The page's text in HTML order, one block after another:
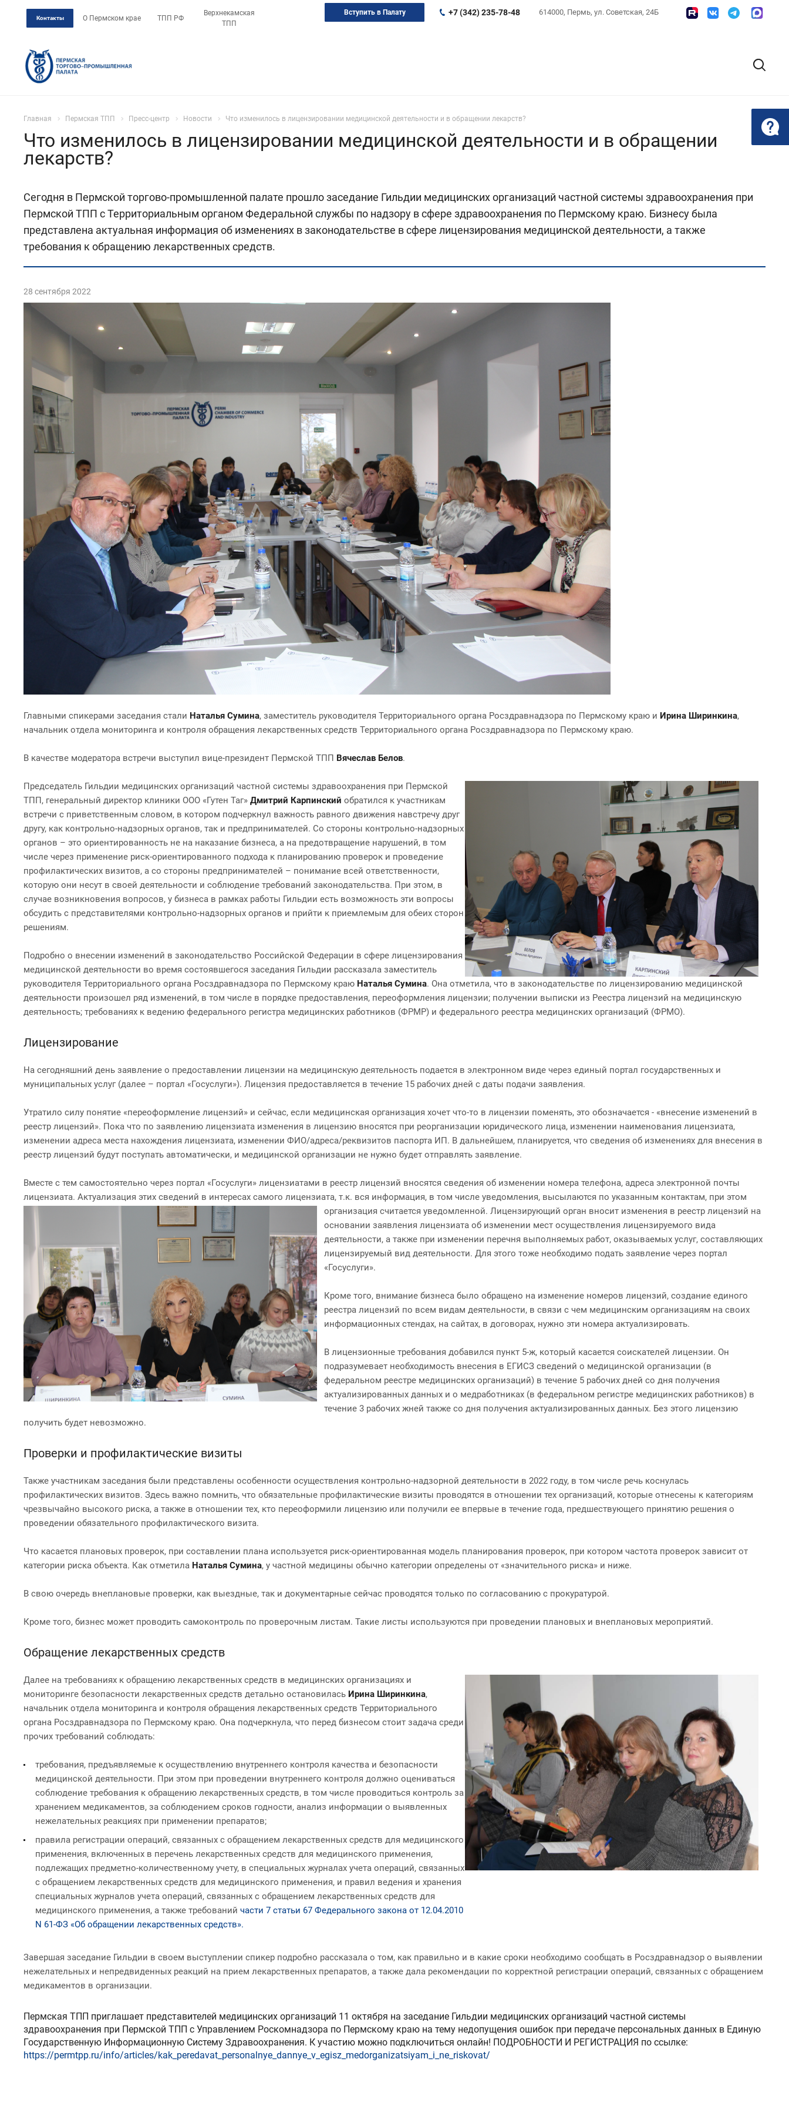
Контакты О Пермском крае ТПП РФ
Верхнекамская
ТПП
614000, Пермь, ул. Советская, 24Б
+7 (342) 235-78-48
Вступить в Палату
Главная Пермская ТПП Пресс-центр Новости Что изменилось в лицензировании медицинской деятельности и в обращении лекарств?
Что изменилось в лицензировании медицинской деятельности и в обращении
лекарств?
Сегодня в Пермской торгово-промышленной палате прошло заседание Гильдии медицинских организаций частной системы здравоохранения при
Пермской ТПП с Территориальным органом Федеральной службы по надзору в сфере здравоохранения по Пермскому краю. Бизнесу была
представлена актуальная информация об изменениях в законодательстве в сфере лицензирования медицинской деятельности, а также
требования к обращению лекарственных средств.
28 сентября 2022
Главными спикерами заседания стали Наталья Сумина, заместитель руководителя Территориального органа Росздравнадзора по Пермскому краю и Ирина Ширинкина,
начальник отдела мониторинга и контроля обращения лекарственных средств Территориального органа Росздравнадзора по Пермскому краю.
В качестве модератора встречи выступил вице-президент Пермской ТПП Вячеслав Белов.
Председатель Гильдии медицинских организаций частной системы здравоохранения при Пермской
ТПП, генеральный директор клиники ООО «Гутен Таг» Дмитрий Карпинский обратился к участникам
встречи с приветственным словом, в котором подчеркнул важность равного движения навстречу друг
другу, как контрольно-надзорных органов, так и предпринимателей. Со стороны контрольно-надзорных
органов – это ориентированность не на наказание бизнеса, а на предотвращение нарушений, в том
числе через применение риск-ориентированного подхода к планированию проверок и проведение
профилактических визитов, а со стороны предпринимателей – понимание всей ответственности,
которую они несут в своей деятельности и соблюдение требований законодательства. При этом, в
случае возникновения вопросов, у бизнеса в рамках работы Гильдии есть возможность эти вопросы
обсудить с представителями контрольно-надзорных органов и прийти к приемлемым для обеих сторон
решениям.
Подробно о внесении изменений в законодательство Российской Федерации в сфере лицензирования
медицинской деятельности во время состоявшегося заседания Гильдии рассказала заместитель
руководителя Территориального органа Росздравнадзора по Пермскому краю Наталья Сумина. Она отметила, что в законодательстве по лицензированию медицинской
деятельности произошел ряд изменений, в том числе в порядке предоставления, переоформления лицензии; получении выписки из Реестра лицензий на медицинскую
деятельность; требованиях к ведению федерального регистра медицинских работников (ФРМР) и федерального реестра медицинских организаций (ФРМО).
Лицензирование
На сегодняшний день заявление о предоставлении лицензии на медицинскую деятельность подается в электронном виде через единый портал государственных и
муниципальных услуг (далее – портал «Госуслуги»). Лицензия предоставляется в течение 15 рабочих дней с даты подачи заявления.
Утратило силу понятие «переоформление лицензий» и сейчас, если медицинская организация хочет что-то в лицензии поменять, это обозначается - «внесение изменений в
реестр лицензий». Пока что по заявлению лицензиата изменения в лицензию вносятся при реорганизации юридического лица, изменении наименования лицензиата,
изменении адреса места нахождения лицензиата, изменении ФИО/адреса/реквизитов паспорта ИП. В дальнейшем, планируется, что сведения об изменениях для внесения в
реестр лицензий будут поступать автоматически, и медицинской организации не нужно будет отправлять заявление.
Вместе с тем самостоятельно через портал «Госуслуги» лицензиатами в реестр лицензий вносятся сведения об изменении номера телефона, адреса электронной почты
лицензиата. Актуализация этих сведений в интересах самого лицензиата, т.к. вся информация, в том числе уведомления, высылаются по указанным контактам, при этом
организация считается уведомленной. Лицензирующий орган вносит изменения в реестр лицензий на
основании заявления лицензиата об изменении мест осуществления лицензируемого вида
деятельности, а также при изменении перечня выполняемых работ, оказываемых услуг, составляющих
лицензируемый вид деятельности. Для этого тоже необходимо подать заявление через портал
«Госуслуги».
Кроме того, внимание бизнеса было обращено на изменение номеров лицензий, создание единого
реестра лицензий по всем видам деятельности, в связи с чем медицинским организациям на своих
информационных стендах, на сайтах, в договорах, нужно эти номера актуализировать.
В лицензионные требования добавился пункт 5-ж, который касается соискателей лицензии. Он
подразумевает необходимость внесения в ЕГИСЗ сведений о медицинской организации (в
федеральном реестре медицинских организаций) в течение 5 рабочих дней со дня получения
актуализированных данных и о медработниках (в федеральном регистре медицинских работников) в
течение 3 рабочих жней также со дня получения актуализированных данных. Без этого лицензию
получить будет невозможно.
Проверки и профилактические визиты
Также участникам заседания были представлены особенности осуществления контрольно-надзорной деятельности в 2022 году, в том числе речь коснулась
профилактических визитов. Здесь важно помнить, что обязательные профилактические визиты проводятся в отношении тех организаций, которые отнесены к категориям
чрезвычайно высокого риска, а также в отношении тех, кто переоформили лицензию или получили ее впервые в течение года, предшествующего принятию решения о
проведении обязательного профилактического визита.
Что касается плановых проверок, при составлении плана используется риск-ориентированная модель планирования проверок, при котором частота проверок зависит от
категории риска объекта. Как отметила Наталья Сумина, у частной медицины обычно категории определены от «значительного риска» и ниже.
В свою очередь внеплановые проверки, как выездные, так и документарные сейчас проводятся только по согласованию с прокуратурой.
Кроме того, бизнес может проводить самоконтроль по проверочным листам. Такие листы используются при проведении плановых и внеплановых мероприятий.
Обращение лекарственных средств
Далее на требованиях к обращению лекарственных средств в медицинских организациях и
мониторинге безопасности лекарственных средств детально остановилась Ирина Ширинкина,
начальник отдела мониторинга и контроля обращения лекарственных средств Территориального
органа Росздравнадзора по Пермскому краю. Она подчеркнула, что перед бизнесом стоит задача среди
прочих требований соблюдать:
требования, предъявляемые к осуществлению внутреннего контроля качества и безопасности
медицинской деятельности. При этом при проведении внутреннего контроля должно оцениваться
соблюдение требования к обращению лекарственных средств, в том числе проводиться контроль за
хранением медикаментов, за соблюдением сроков годности, анализ информации о выявленных
нежелательных реакциях при применении препаратов;
правила регистрации операций, связанных с обращением лекарственных средств для медицинского
применения, включенных в перечень лекарственных средств для медицинского применения,
подлежащих предметно-количественному учету, в специальных журналах учета операций, связанных
с обращением лекарственных средств для медицинского применения, и правил ведения и хранения
специальных журналов учета операций, связанных с обращением лекарственных средств для
медицинского применения, а также требований части 7 статьи 67 Федерального закона от 12.04.2010
N 61-ФЗ «Об обращении лекарственных средств».
Завершая заседание Гильдии в своем выступлении спикер подробно рассказала о том, как правильно и в какие сроки необходимо сообщать в Росздравнадзор о выявлении
нежелательных и непредвиденных реакций на прием лекарственных препаратов, а также дала рекомендации по корректной регистрации операций, связанных с обращением
медикаментов в организации.
Пермская ТПП приглашает представителей медицинских организаций 11 октября на заседание Гильдии медицинских организаций частной системы
здравоохранения при Пермской ТПП с Управлением Роскомнадзора по Пермскому краю на тему недопущения ошибок при передаче персональных данных в Единую
Государственную Информационную Систему Здравоохранения. К участию можно подключиться онлайн! ПОДРОБНОСТИ И РЕГИСТРАЦИЯ по ссылке:
https://permtpp.ru/info/articles/kak_peredavat_personalnye_dannye_v_egisz_medorganizatsiyam_i_ne_riskovat/